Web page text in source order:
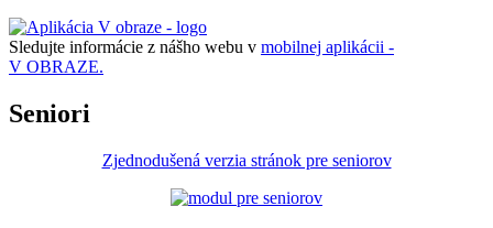
Sledujte informácie z nášho webu v mobilnej aplikácii -
V OBRAZE.
Seniori
Zjednodušená verzia stránok pre seniorov